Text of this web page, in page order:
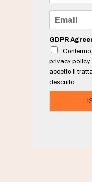
m
e
a
i
*
GDPR
privacy policy
accetto il
descritto